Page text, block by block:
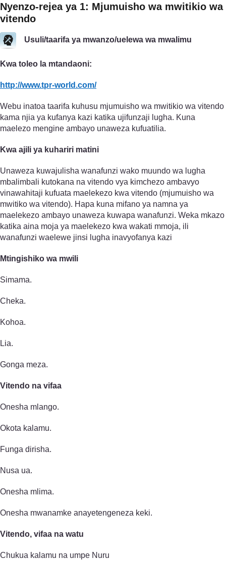
Nyenzo-rejea ya 1: Mjumuisho wa mwitikio wa
vitendo
Usuli/taarifa ya mwanzo/uelewa wa mwalimu
Kwa toleo la mtandaoni:
http://www.tpr-world.com/
Webu inatoa taarifa kuhusu mjumuisho wa mwitikio wa vitendo
kama njia ya kufanya kazi katika ujifunzaji lugha. Kuna
maelezo mengine ambayo unaweza kufuatilia.
Kwa ajili ya kuhariri matini
Unaweza kuwajulisha wanafunzi wako muundo wa lugha
mbalimbali kutokana na vitendo vya kimchezo ambavyo
vinawahitaji kufuata maelekezo kwa vitendo (mjumuisho wa
mwitiko wa vitendo). Hapa kuna mifano ya namna ya
maelekezo ambayo unaweza kuwapa wanafunzi. Weka mkazo
katika aina moja ya maelekezo kwa wakati mmoja, ili
wanafunzi waelewe jinsi lugha inavyofanya kazi
Mtingishiko wa mwili
Simama.
Cheka.
Kohoa.
Lia.
Gonga meza.
Vitendo na vifaa
Onesha mlango.
Okota kalamu.
Funga dirisha.
Nusa ua.
Onesha mlima.
Onesha mwanamke anayetengeneza keki.
Vitendo, vifaa na watu
Chukua kalamu na umpe Nuru